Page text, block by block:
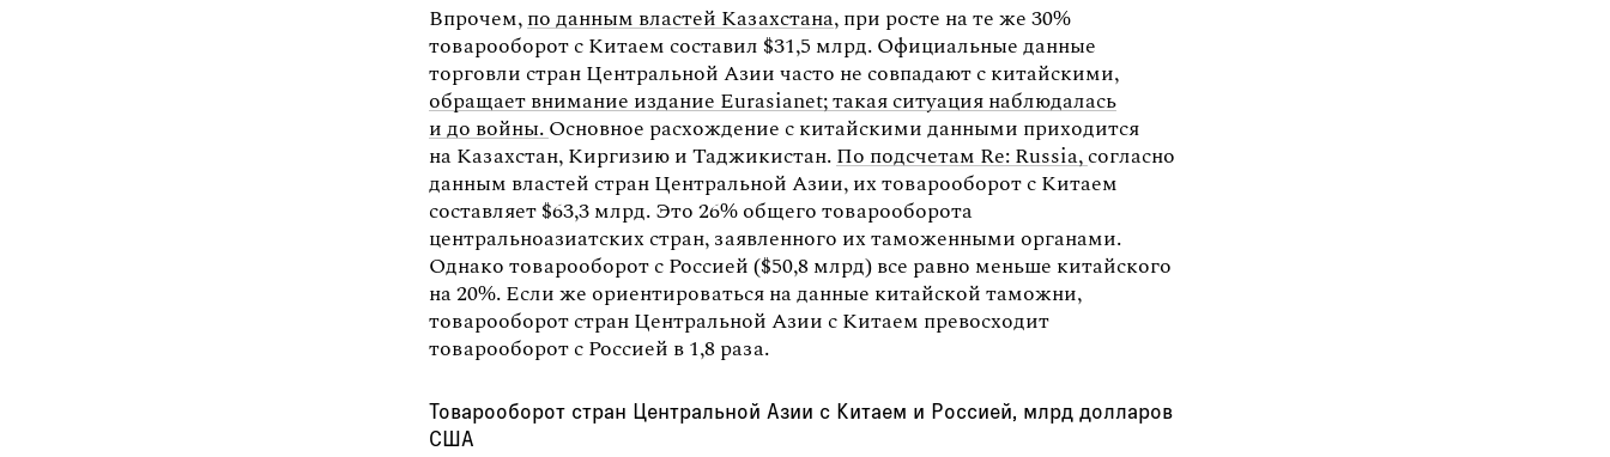
Впрочем,по данным властей Казахстана, при росте на те же 30%
товарооборот с Китаем составил $31,5 млрд. Официальные данные
торговли стран Центральной Азии часто не совпадают с китайскими,
обращает внимание издание Eurasianet; такая ситуация наблюдалась
и до войны.Основное расхождение с китайскими данными приходится
на Казахстан, Киргизию и Таджикистан.По подсчетам Re: Russia,согласно
данным властей стран Центральной Азии, их товарооборот с Китаем
составляет $63,3 млрд. Это 26% общего товарооборота
центральноазиатских стран, заявленного их таможенными органами.
Однако товарооборот с Россией ($50,8 млрд) все равно меньше китайского
на 20%. Если же ориентироваться на данные китайской таможни,
товарооборот стран Центральной Азии с Китаем превосходит
товарооборот с Россией в 1,8 раза.
Товарооборот стран Центральной Азии с Китаем и Россией, млрд долларов
США